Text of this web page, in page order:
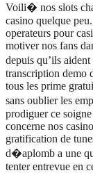
Voili� nos slots
casino quelque
operateurs pour
motiver nos fans
depuis qu’ils
transcription demo
tous les prime
sans oublier les
prodiguer ce
concerne nos
gratification de
d�aplomb a une
tenter entrevue en